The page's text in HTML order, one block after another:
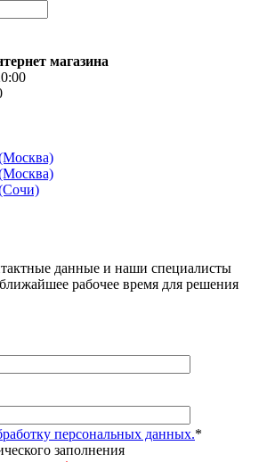
магазина
данные и наши специалисты
рабочее время для решения
персональных данных.*
заполнения